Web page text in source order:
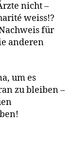
nicht –
weiss!?
für
anderen
um es
zu bleiben –